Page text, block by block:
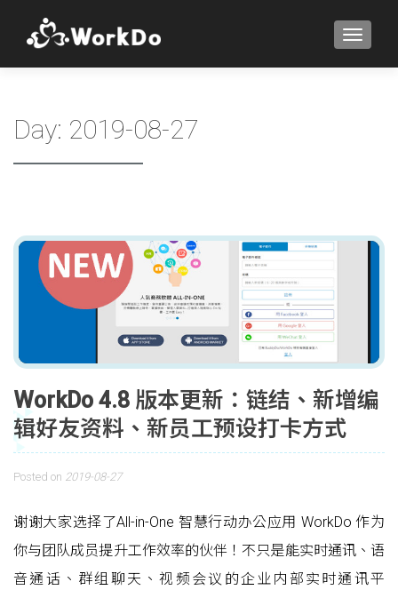
Day: 2019-08-27
WorkDo 4.8 版本更新：链结、新增编
辑好友资料、新员工预设打卡方式
Posted on 2019-08-27
谢谢大家选择了All-in-One 智慧行动办公应用 WorkDo 作为
你与团队成员提升工作效率的伙伴！不只是能实时通讯、语
音通话、群组聊天、视频会议的企业内部实时通讯平